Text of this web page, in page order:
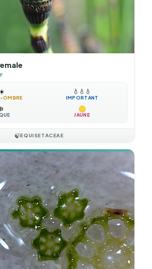
OMBRE
💧 💧 💧
IMPORTANT
JAUNE
🍃EQUISETACEAE